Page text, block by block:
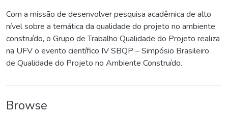
Com a missão de desenvolver pesquisa acadêmica de alto
nível sobre a temática da qualidade do projeto no ambiente
construído, o Grupo de Trabalho Qualidade do Projeto realiza
na UFV o evento científico IV SBQP – Simpósio Brasileiro
de Qualidade do Projeto no Ambiente Construído.
Browse